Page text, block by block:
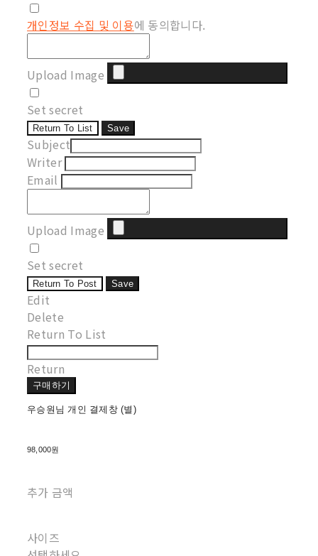
개인정보 수집 및 이용에 동의합니다.
Upload Image
Set secret
Return To List Save
Subject
Writer
Email
Upload Image
Set secret
Return To Post Save
Edit
Delete
Return To List
Return
구매하기
우승원님 개인 결제창 (별)
98,000원
추가 금액
사이즈